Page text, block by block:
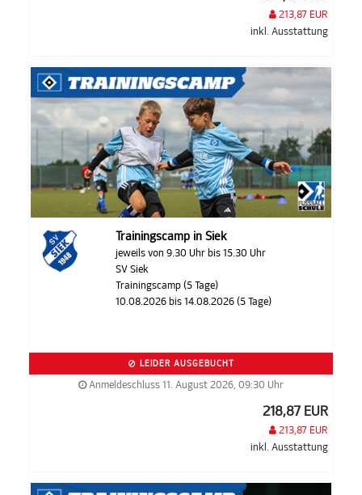
213,87 EUR
inkl. Ausstattung
Trainingscamp in Siek
jeweils von 9.30 Uhr bis 15.30 Uhr
SV Siek
Trainingscamp (5 Tage)
10.08.2026 bis 14.08.2026 (5 Tage)
LEIDER AUSGEBUCHT
Anmeldeschluss 11. August 2026, 09:30 Uhr
218,87 EUR
213,87 EUR
inkl. Ausstattung